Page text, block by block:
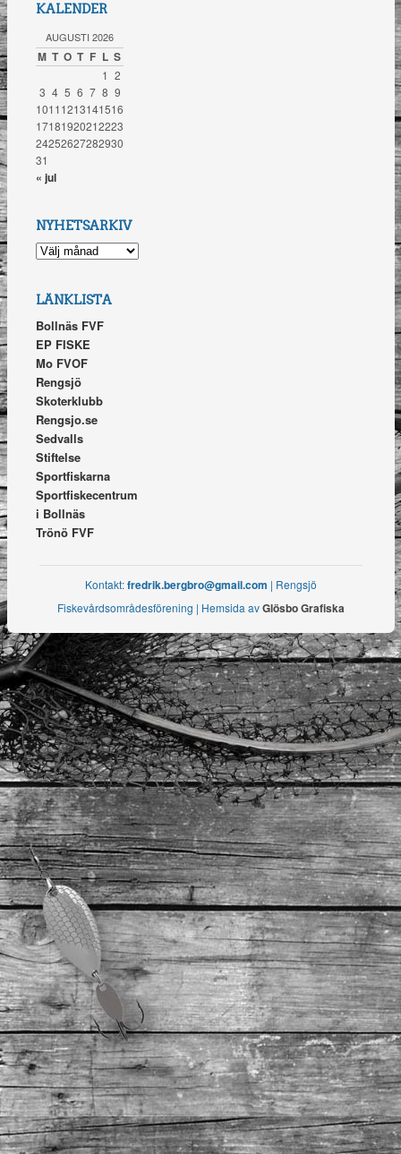
KALENDER
AUGUSTI 2026
M T O T F L S
1 2
3 4 5 6 7 8 9
10111213141516
17181920212223
24252627282930
31
« jul
NYHETSARKIV
NYHETSARKIV
LÄNKLISTA
Bollnäs FVF
EP FISKE
Mo FVOF
Rengsjö
Skoterklubb
Rengsjo.se
Sedvalls
Stiftelse
Sportfiskarna
Sportfiskecentrum
i Bollnäs
Trönö FVF
Kontakt:fredrik.bergbro@gmail.com | Rengsjö
Fiskevårdsområdesförening | Hemsida avGlösbo Grafiska